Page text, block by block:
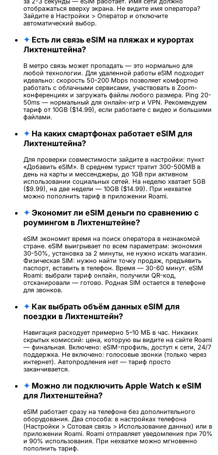
отображаться вверху экрана. Не видите имя оператора?
Зайдите в Настройки > Оператор и отключите
автоматический выбор.
✦ Есть ли связь eSIM на пляжах и курортах
Лихтенштейна?
В метро связь может пропадать — это нормально для
любой технологии. Для удаленной работы eSIM подходит
идеально: скорость 50-200 Mbps позволяет комфортно
работать с облачными сервисами, участвовать в Zoom-
конференциях и загружать файлы любого размера. Ping 20-
50ms — нормальный для онлайн-игр и VPN. Рекомендуем
тариф от 10GB ($14.99), если работаете с видео и большими
файлами.
✦ На каких смартфонах работает eSIM для
Лихтенштейна?
Для проверки совместимости зайдите в настройки: пункт
«Добавить eSIM». В среднем турист тратит 300-500MB в
день на карты и мессенджеры, до 1GB при активном
использовании социальных сетей. На неделю хватает 5GB
($9.99), на две недели — 10GB ($14.99). При нехватке
можно пополнить тариф в приложении Roami.
✦ Экономит ли eSIM деньги по сравнению с
роумингом в Лихтенштейне?
eSIM экономит время на поиск оператора в незнакомой
стране. eSIM выигрывает по всем параметрам: экономия
30-50%, установка за 2 минуты, не нужно искать магазин.
Физическая SIM: нужно найти точку продаж, предъявить
паспорт, вставить в телефон. Время — 30-60 минут. eSIM
Roami: выбрали тариф онлайн, получили QR-код,
отсканировали — готово. Родная SIM остается в телефоне
для звонков.
✦ Как выбрать объём данных eSIM для
поездки в Лихтенштейн?
Навигация расходует примерно 5–10 МБ в час. Никаких
скрытых комиссий: цена, которую вы видите на сайте Roami
— финальная. Включено: eSIM-профиль, доступ к сети, 24/7
поддержка. Не включено: голосовые звонки (только через
интернет). Автопродления нет — тариф просто
заканчивается.
✦ Можно ли подключить Apple Watch к eSIM
для Лихтенштейна?
eSIM работает сразу на телефоне без дополнительного
оборудования. Два способа: в настройках телефона
(Настройки > Сотовая связь > Использование данных) или в
приложении Roami. Roami отправляет уведомления при 70%
и 90% использования. При нехватке можно мгновенно
пополнить тариф.